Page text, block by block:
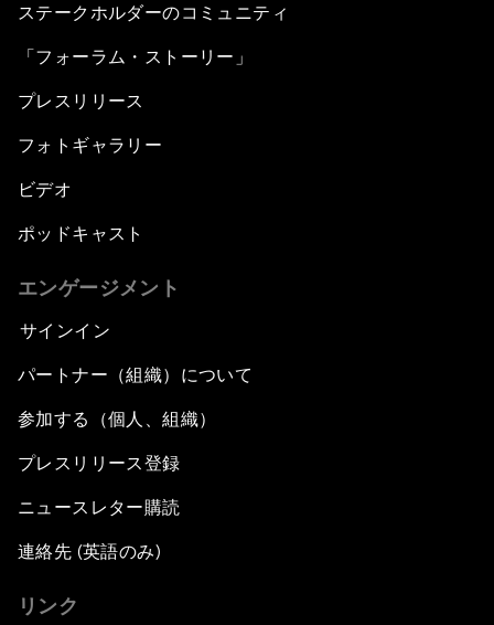
ステークホルダーのコミュニティ
「フォーラム・ストーリー」
プレスリリース
フォトギャラリー
ビデオ
ポッドキャスト
エンゲージメント
サインイン
パートナー（組織）について
参加する（個人、組織）
プレスリリース登録
ニュースレター購読
連絡先 (英語のみ)
リンク